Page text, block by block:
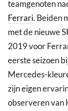
teamgenoten
Ferrari. Beiden
met de nieuwe
2019 voor
eerste seizoen
Mercedes-
zijn eigen
observeren van